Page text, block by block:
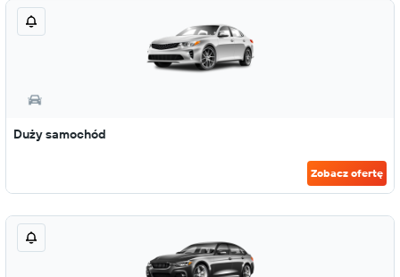
Duży samochód
Zobacz ofertę